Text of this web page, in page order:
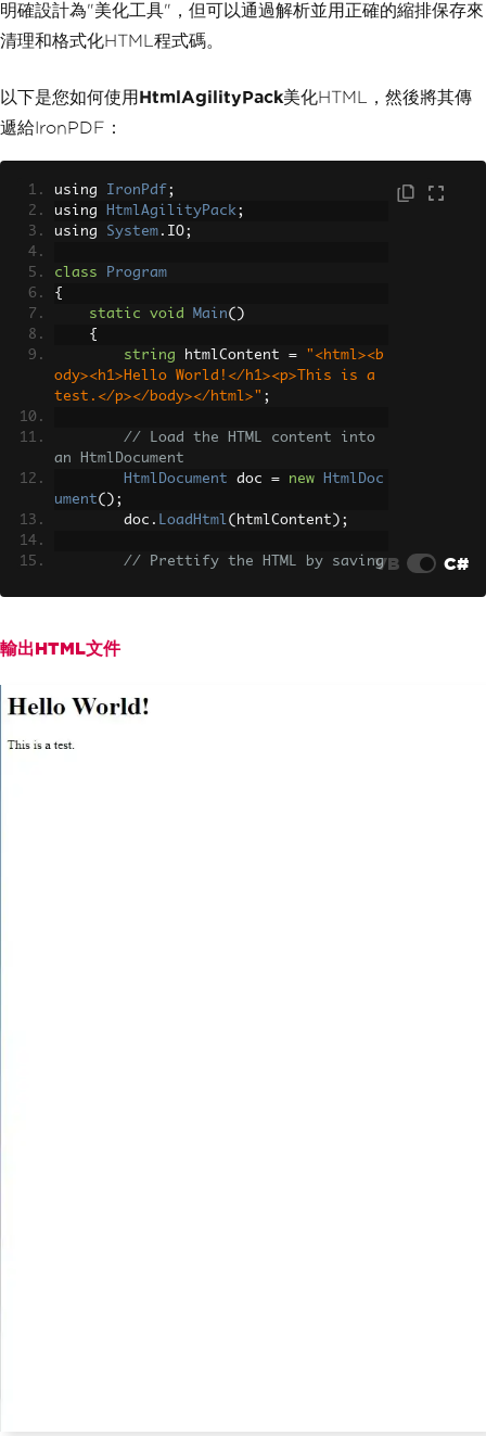
明確設計為"美化工具"，但可以通過解析並用正確的縮排保存來
清理和格式化HTML程式碼。
以下是您如何使用 HtmlAgilityPack美化HTML，然後將其傳
遞給IronPDF：
using IronPdf ;
using
HtmlAgilityPack;
using System . IO;
class
Program
{
static
void Main()
{
string htmlContent =
"<html><b
ody><h1>Hello World!</h1><p>This is a
test.</p></body></html>" ;
// Load the HTML content into
an HtmlDocument
HtmlDocument doc = new
HtmlDoc
ument();
        doc
. LoadHtml( htmlContent );
// Prettify the HTML by saving
ve the pretty HTML to a file
}
VB C#
輸出HTML文件